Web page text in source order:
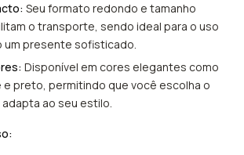
Seu formato redondo e tamanho
o transporte, sendo ideal para o uso
um presente sofisticado.
Disponível em cores elegantes como
e preto, permitindo que você escolha o
ao seu estilo.